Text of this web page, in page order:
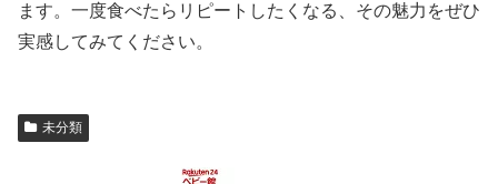
ます。一度食べたらリピートしたくなる、その魅力をぜひ
実感してみてください。
未分類